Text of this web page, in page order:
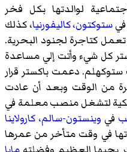
لوالدتها بكل فخر
كاليفورنيا، كذلك
لجنود البحرية.
شيء وأتت إلي مساعدة
دعمت باكستر قرار
الوقت وبعد أن عادت
لتشغل منصب معلمة في
وينستون-سالم، كارولاينا
وقت متأخر من عمرها